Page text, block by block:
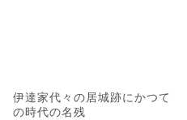
伊達家代々の居城跡にかつて
の時代の名残